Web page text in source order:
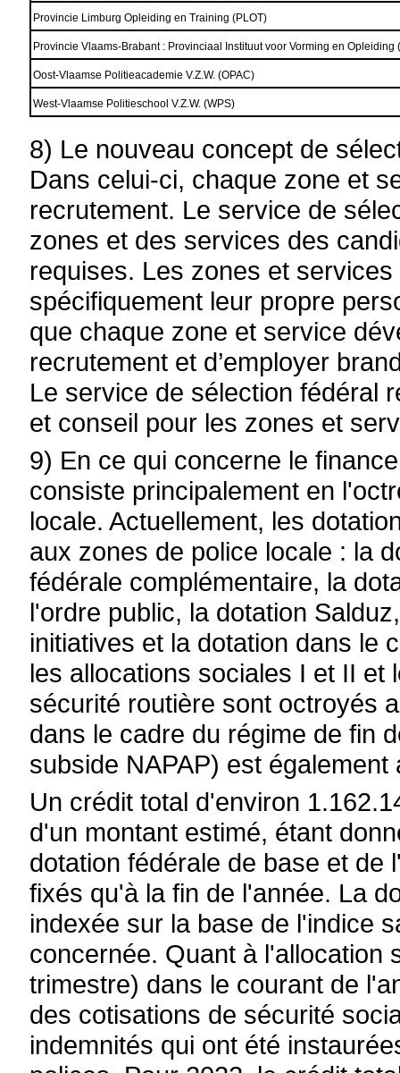
Provincie Limburg Opleiding en Training (PLOT)
Provincie Vlaams-Brabant : Provinciaal Instituut voor Vorming en Opleiding
Oost-Vlaamse Politieacademie V.Z.W. (OPAC)
West-Vlaamse Politieschool V.Z.W. (WPS)
8) Le nouveau concept de
Dans celui-ci, chaque zone et
recrutement. Le service de
zones et des services des
requises. Les zones et
spécifiquement leur propre
que chaque zone et service
recrutement et d’employer
Le service de sélection fédéral
et conseil pour les zones et
9) En ce qui concerne le
consiste principalement en
locale. Actuellement, les
aux zones de police locale : la
fédérale complémentaire, la
l'ordre public, la dotation
initiatives et la dotation dans le
les allocations sociales I et II et
sécurité routière sont octroyés
dans le cadre du régime de fin
subside NAPAP) est
Un crédit total d'environ
d'un montant estimé, étant
dotation fédérale de base et de
fixés qu'à la fin de l'année. La
indexée sur la base de l'indice
concernée. Quant à l'allocation
trimestre) dans le courant de
des cotisations de sécurité
indemnités qui ont été